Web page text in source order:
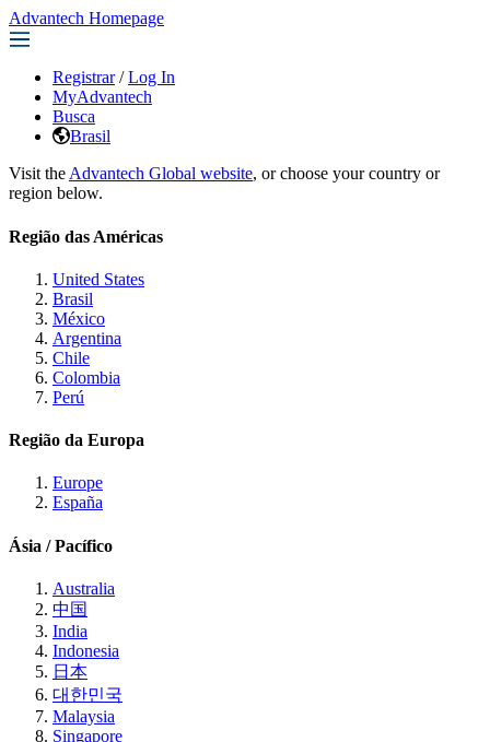
Advantech Homepage
Registrar / Log In
MyAdvantech
Busca
Brasil
Visit the Advantech Global website, or choose your country or
region below.
Região das Américas
United States
Brasil
México
Argentina
Chile
Colombia
Perú
Região da Europa
Europe
España
Ásia / Pacífico
Australia
中国
India
Indonesia
日本
대한민국
Malaysia
Singapore